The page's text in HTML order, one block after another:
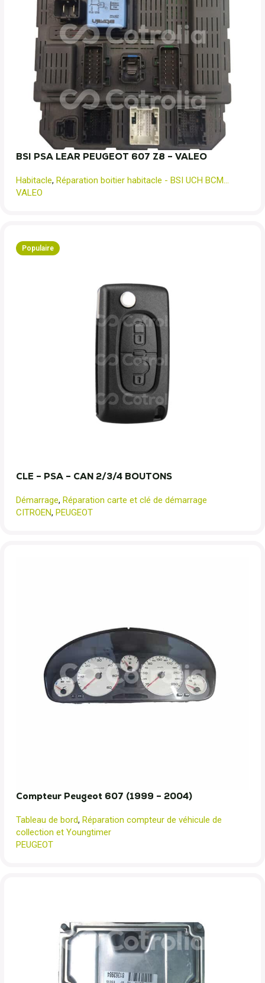
BSI PSA LEAR PEUGEOT 607 Z8 – VALEO
Habitacle, Réparation boitier habitacle - BSI UCH BCM...
VALEO
Populaire
CLE – PSA – CAN 2/3/4 BOUTONS
Démarrage, Réparation carte et clé de démarrage
CITROEN, PEUGEOT
Compteur Peugeot 607 (1999 – 2004)
Tableau de bord, Réparation compteur de véhicule de
collection et Youngtimer
PEUGEOT